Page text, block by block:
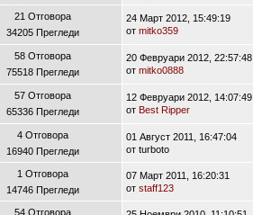
21 Отговора
34205 Прегледи
24 Март 2012, 15:49:19
от mitko359
58 Отговора
75518 Прегледи
20 Февруари 2012, 22:57:48
от mitko0888
57 Отговора
65336 Прегледи
12 Февруари 2012, 14:07:49
от Best Ripper
4 Отговора
16940 Прегледи
01 Август 2011, 16:47:04
от turboto
1 Отговора
14746 Прегледи
07 Март 2011, 16:20:31
от staff123
54 Отговора